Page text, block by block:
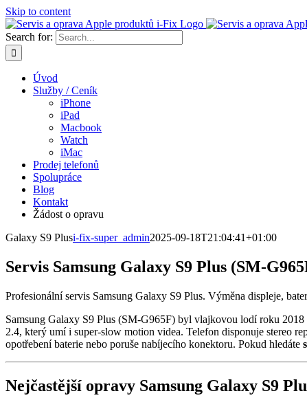
Skip to content
Search for:
Úvod
Služby / Ceník
iPhone
iPad
Macbook
Watch
iMac
Prodej telefonů
Spolupráce
Blog
Kontakt
Žádost o opravu
Galaxy S9 Plusi-fix-super_admin2025-09-18T21:04:41+01:00
Servis Samsung Galaxy S9 Plus (SM-
Profesionální servis Samsung Galaxy S9 Plus. Výměna displeje,
Samsung Galaxy S9 Plus (SM-G965F) byl vlajkovou lodí roku
2.4, který umí i super-slow motion videa. Telefon disponuje stereo
opotřebení baterie nebo poruše nabíjecího konektoru. Pokud hledáte
Nejčastější opravy Samsung Galaxy S9